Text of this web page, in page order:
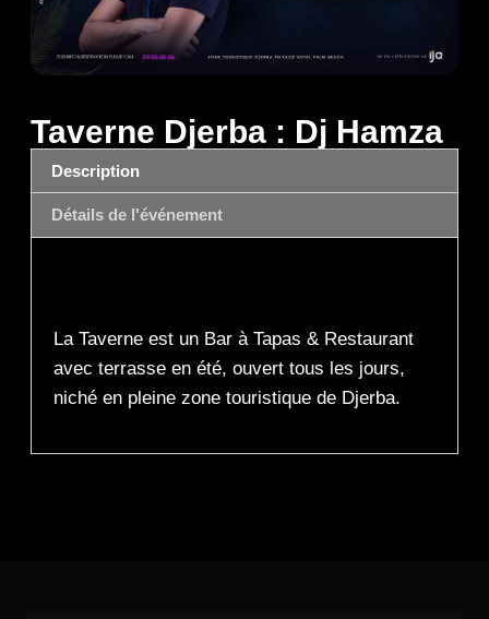
Taverne Djerba : Dj Hamza
Description
Détails de l'événement
La Taverne est un Bar à Tapas & Restaurant
avec terrasse en été, ouvert tous les jours,
niché en pleine zone touristique de Djerba.